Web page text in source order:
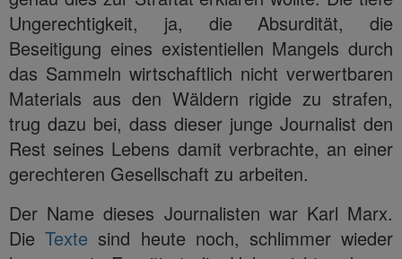
Ungerechtigkeit, ja, die Absurdität, die
Beseitigung eines existentiellen Mangels durch
das Sammeln wirtschaftlich nicht verwertbaren
Materials aus den Wäldern rigide zu strafen,
trug dazu bei, dass dieser junge Journalist den
Rest seines Lebens damit verbrachte, an einer
gerechteren Gesellschaft zu arbeiten.
Der Name dieses Journalisten war Karl Marx.
DieTexte sind heute noch, schlimmer wieder